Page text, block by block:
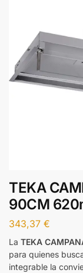
TEKA
90CM
343,37 €
La TEKA
para quienes
integrable la